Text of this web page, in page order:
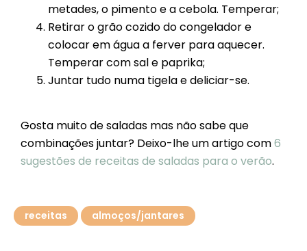
metades, o pimento e a cebola. Temperar;
Retirar o grão cozido do congelador e
colocar em água a ferver para aquecer.
Temperar com sal e paprika;
Juntar tudo numa tigela e deliciar-se.
Gosta muito de saladas mas não sabe que
combinações juntar? Deixo-lhe um artigo com6
sugestões de receitas de saladas para o verão.
receitas almoços/jantares